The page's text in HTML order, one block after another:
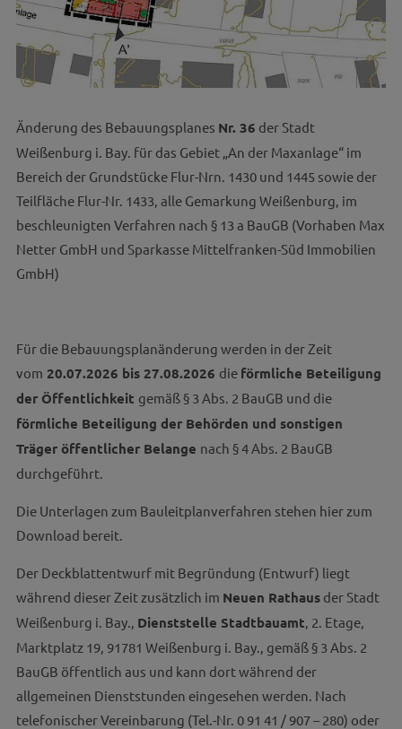
Änderung des Bebauungsplanes Nr. 36 der Stadt
Weißenburg i. Bay. für das Gebiet „An der Maxanlage“ im
Bereich der Grundstücke Flur-Nrn. 1430 und 1445 sowie der
Teilfläche Flur-Nr. 1433, alle Gemarkung Weißenburg, im
beschleunigten Verfahren nach § 13 a BauGB (Vorhaben Max
Netter GmbH und Sparkasse Mittelfranken-Süd Immobilien
GmbH)
Für die Bebauungsplanänderung werden in der Zeit
vom 20.07.2026 bis 27.08.2026 die förmliche Beteiligung
der Öffentlichkeit gemäß § 3 Abs. 2 BauGB und die
förmliche Beteiligung der Behörden und sonstigen
Träger öffentlicher Belange nach § 4 Abs. 2 BauGB
durchgeführt.
Die Unterlagen zum Bauleitplanverfahren stehen hier zum
Download bereit.
Der Deckblattentwurf mit Begründung (Entwurf) liegt
während dieser Zeit zusätzlich im Neuen Rathausder Stadt
Weißenburg i. Bay., Dienststelle Stadtbauamt, 2. Etage,
Marktplatz 19, 91781 Weißenburg i. Bay., gemäß § 3 Abs. 2
BauGB öffentlich aus und kann dort während der
allgemeinen Dienststunden eingesehen werden. Nach
telefonischer Vereinbarung (Tel.-Nr. 0 91 41 / 907 – 280) oder